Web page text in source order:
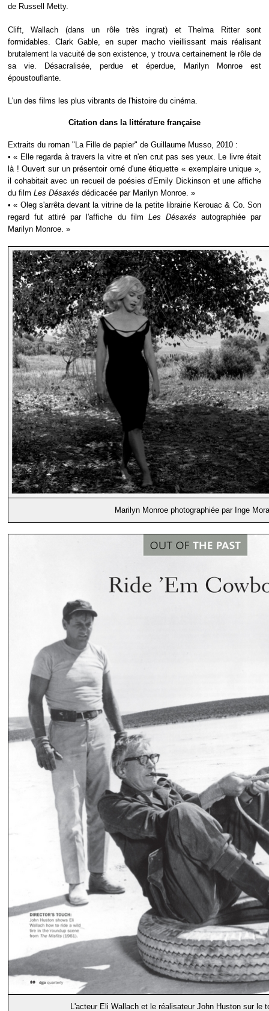
de Russell Metty.
Clift, Wallach (dans un rôle très ingrat) et Thelma Ritter sont
formidables. Clark Gable, en super macho vieillissant mais réalisant
brutalement la vacuité de son existence, y trouva certainement le rôle de
sa vie. Désacralisée, perdue et éperdue, Marilyn Monroe est
époustouflante.
L'un des films les plus vibrants de l'histoire du cinéma.
Citation dans la littérature française
Extraits du roman "La Fille de papier" de Guillaume Musso, 2010 :
• « Elle regarda à travers la vitre et n'en crut pas ses yeux. Le livre était
là ! Ouvert sur un présentoir orné d'une étiquette « exemplaire unique »,
il cohabitait avec un recueil de poésies d'Emily Dickinson et une affiche
du film Les Désaxés dédicacée par Marilyn Monroe. »
• « Oleg s'arrêta devant la vitrine de la petite librairie Kerouac & Co. Son
regard fut attiré par l'affiche du film Les Désaxés autographiée par
Marilyn Monroe. »
Marilyn Monroe photographiée par Inge
L'acteur Eli Wallach et le réalisateur John Huston sur le